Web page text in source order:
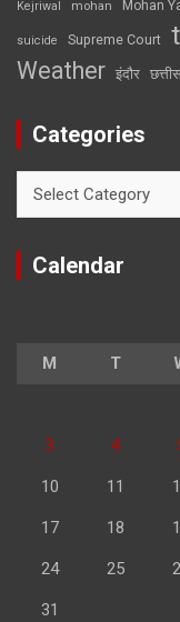
Kejriwal mohan Mohan
suicide Supreme Court
Weather इंदौर
Categories
Calendar
M T
3 4
10 11
17 18
24 25
31